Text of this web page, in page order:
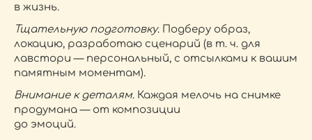
в жизнь.
Тщательную подготовку. Подберу образ,
локацию, разработаю сценарий (в т. ч. для
лавстори — персональный, с отсылками к вашим
памятным моментам).
Внимание к деталям. Каждая мелочь на снимке
продумана — от композиции
до эмоций.